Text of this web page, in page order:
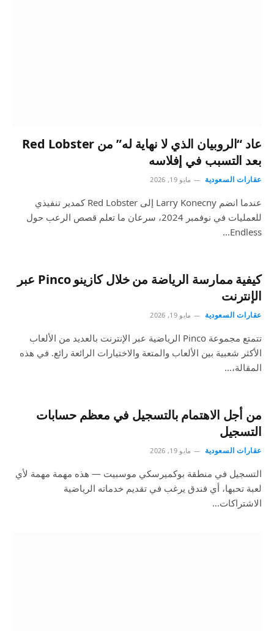
عاد “الروبيان الذي لا نهاية له” من Red Lobster
بعد التسبب في إفلاسه
عقارات السعودية مايو 19, 2026
عندما انضم Larry Konecny ​​إلى Red Lobster كمدير تنفيذي
للعمليات في نوفمبر 2024، سرعان ما تعلم قصص الرعب حول
Endless…
كيفية ممارسة الرياضة من خلال كازينو Pinco عبر
الإنترنت
عقارات السعودية مايو 19, 2026
تتمتع مجموعة Pinco الرياضية عبر الإنترنت بالعديد من الألعاب
الأكثر شعبية بين الألعاب والمتعة والاختيارات الرائعة رائع. في هذه
المقالة،…
من أجل الاهتمام بالتسجيل في معظم حسابات
التسجيل
عقارات السعودية مايو 19, 2026
التسجيل في منطقة بوكميرسكي موسبيت — هذه مهمة مهمة لأي
لعبة تحبها، أي فندق يرغب في تقديم خدماته الرياضية
الاشتراكات…